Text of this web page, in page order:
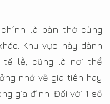
là bàn thờ cùng
Khu vực này dành
tế lễ, cũng là nơi thể
nhớ về gia tiên hay
gia đình. Đối với 1 số